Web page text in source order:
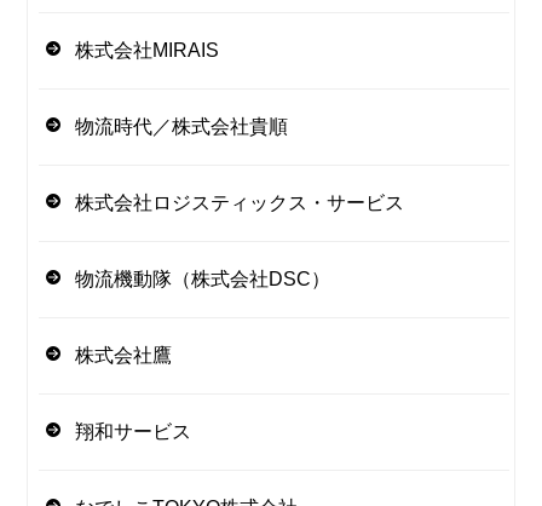
株式会社MIRAIS
物流時代／株式会社貴順
株式会社ロジスティックス・サービス
物流機動隊（株式会社DSC）
株式会社鷹
翔和サービス